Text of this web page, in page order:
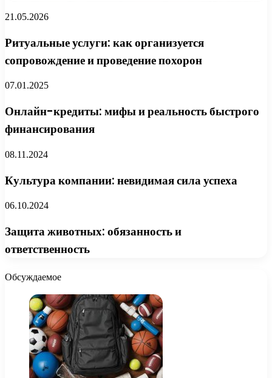
21.05.2026
Ритуальные услуги: как организуется
сопровождение и проведение похорон
07.01.2025
Онлайн-кредиты: мифы и реальность быстрого
финансирования
08.11.2024
Культура компании: невидимая сила успеха
06.10.2024
Защита животных: обязанность и
ответственность
Обсуждаемое